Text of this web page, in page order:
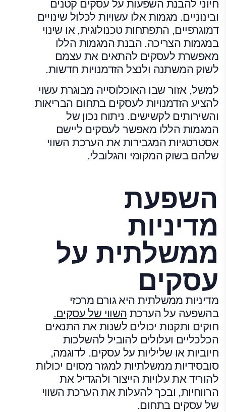
חיוני להבנת השפעות על עסקים קטנים
ובינוניים. מגמות אלו עשויות לכלול שינויים
דמוגרפיים, התפתחות טכנולוגית, או שינוי
במגמות הצריכה. הבנת המגמות הללו
מאפשרת לעסקים להתאים את עצמם
לשוק המשתנה ולנצל הזדמנויות חדשות.
למשל, אזור שבו האוכלוסייה מבוגרת עשוי
להציע הזדמנויות לעסקים בתחום הבריאות
והשירותים לקשישים. ניתוח נכון של
המגמות הללו מאפשר לעסקים ליישם
אסטרטגיות המגבירות את הערכת השווי
שלהם בשוק המקומי והגלובלי.
השפעת
מדיניות
ממשלתית על
עסקים
מדיניות ממשלתית היא גורם מרכזי
בהשפעה על הערכת השווי של עסקים.
חוקים ותקנות יכולים לשנות את התנאים
הכלכליים ועלולים להוביל להשלכות
חיוביות או שליליות על עסקים. לדוגמה,
סובסידיות ממשלתיות למגזר מסוים יכולות
להוריד את עלויות הייצור ולהגדיל את
הרווחיות, ובכך להעלות את הערכת השווי
של עסקים בתחום.